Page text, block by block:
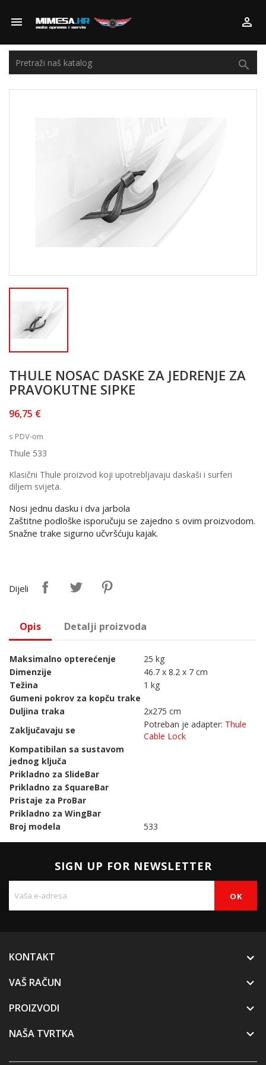
 

THULE NOSAC DASKE ZA JEDRENJE ZA
PRAVOKUTNE SIPKE
96,75 €
s PDV-om
Thule 533
Klasični Thule proizvod koji upotrebljavaju daskaši i surferi
diljem svijeta.
Nosi jednu dasku i dva jarbola
Zaštitne podloške isporučuju se zajedno s ovim proizvodom.
Snažne trake sigurno učvršćuju kajak.
Dijeli
Opis Detalji proizvoda
Maksimalno opterećenje
25 kg
Dimenzije
46.7 x 8.2 x 7 cm
Težina
1 kg
Gumeni pokrov za kopču trake
Duljina traka
2x275 cm
Zaključavaju se
Potreban je adapter: Thule
Cable Lock
Kompatibilan sa sustavom
jednog ključa
Prikladno za SlideBar
Prikladno za SquareBar
Pristaje za ProBar
Prikladno za WingBar
Broj modela
533
SIGN UP FOR NEWSLETTER
KONTAKT
VAŠ RAČUN

PROIZVODI 
NAŠA TVRTKA 